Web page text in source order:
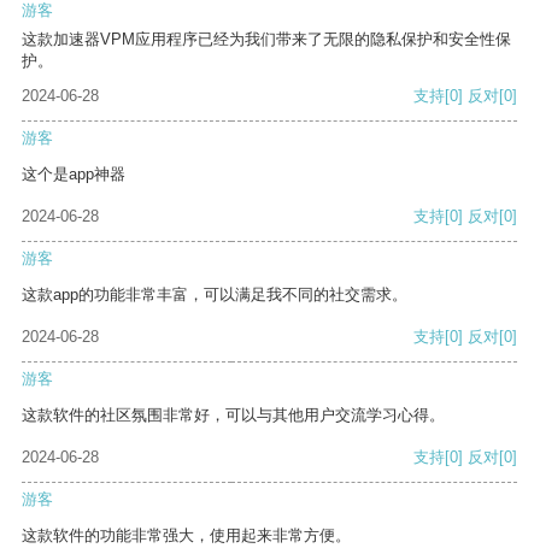
游客
这款加速器VPM应用程序已经为我们带来了无限的隐私保护和安全性保
护。
2024-06-28
支持[0] 反对[0]
游客
这个是app神器
2024-06-28 支持[0] 反对[0]
游客
这款app的功能非常丰富，可以满足我不同的社交需求。
2024-06-28 支持[0] 反对[0]
游客
这款软件的社区氛围非常好，可以与其他用户交流学习心得。
2024-06-28 支持[0] 反对[0]
游客
这款软件的功能非常强大，使用起来非常方便。